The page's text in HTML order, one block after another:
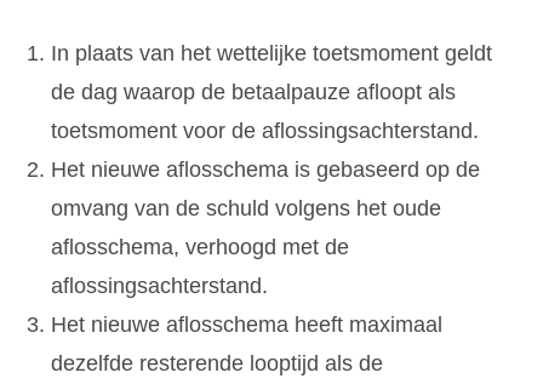
In plaats van het wettelijke toetsmoment geldt
de dag waarop de betaalpauze afloopt als
toetsmoment voor de aflossingsachterstand.
Het nieuwe aflosschema is gebaseerd op de
omvang van de schuld volgens het oude
aflosschema, verhoogd met de
aflossingsachterstand.
Het nieuwe aflosschema heeft maximaal
dezelfde resterende looptijd als de